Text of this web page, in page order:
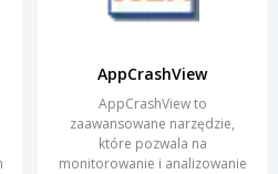
AppCrashView
AppCrashView to
zaawansowane narzędzie,
które pozwala na
monitorowanie i analizowanie